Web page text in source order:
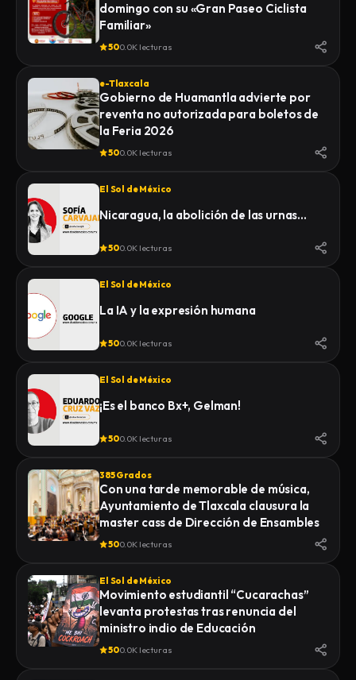
domingo con su «Gran Paseo Ciclista
Familiar»
500.0K lecturas
e-Tlaxcala
Gobierno de Huamantla advierte por
reventa no autorizada para boletos de
la Feria 2026
500.0K lecturas
El Sol de México
Nicaragua, la abolición de las urnas…
500.0K lecturas
El Sol de México
La IA y la expresión humana
500.0K lecturas
El Sol de México
¡Es el banco Bx+, Gelman!
500.0K lecturas
385 Grados
Con una tarde memorable de música,
Ayuntamiento de Tlaxcala clausura la
master cass de Dirección de Ensambles
500.0K lecturas
El Sol de México
Movimiento estudiantil “Cucarachas”
levanta protestas tras renuncia del
ministro indio de Educación
500.0K lecturas